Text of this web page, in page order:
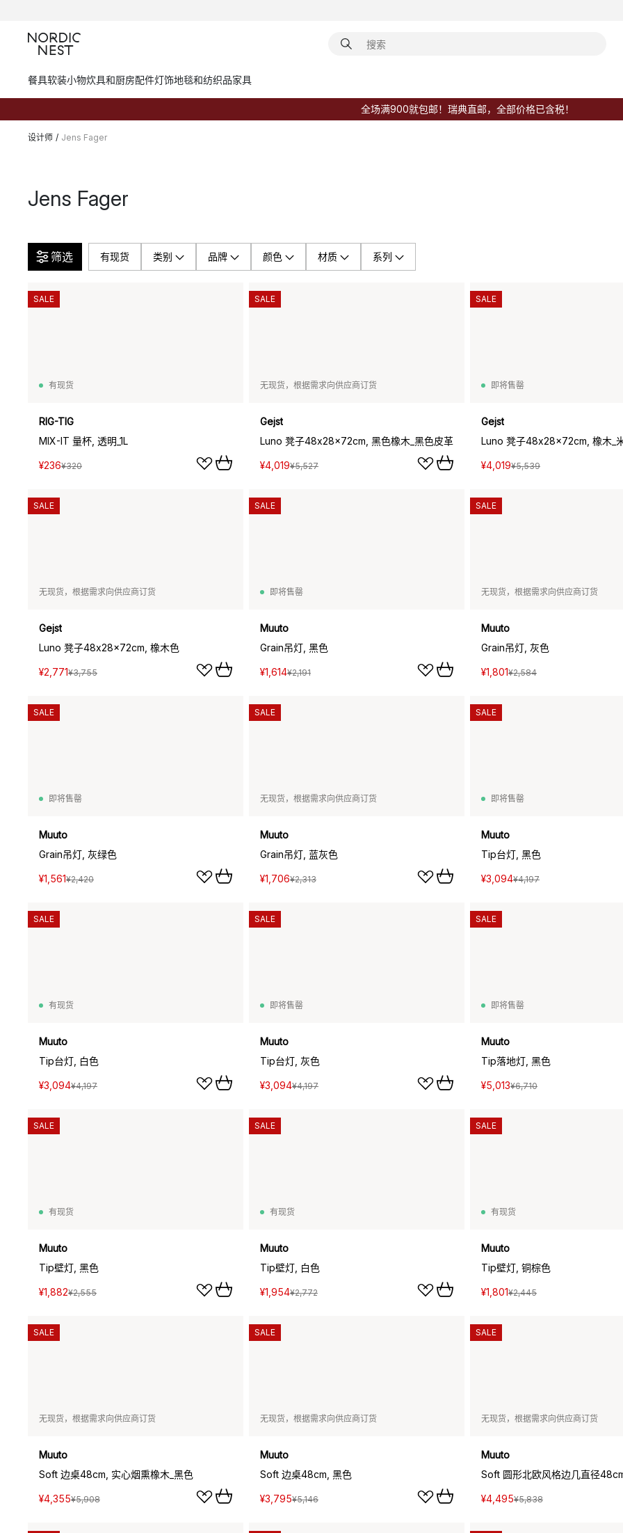
餐具软装小物炊具和厨房配件灯饰地毯和纺织品家具
全场满900就包邮！瑞典直邮，全部价格已含税！
设计师 / Jens Fager
Jens Fager
筛选 有现货 类别 品牌 颜色 材质 系列
有现货
RIG-TIG
MIX-IT 量杯, 透明_1L
¥236¥320
SALE
无现货，根据需求向供应商订货
Gejst
Luno 凳子48x28x72cm, 黑色橡木_黑色皮革
¥4,019¥5,527
SALE
即将售罄
Gejst
Luno 凳子48x28x72cm, 橡木_
¥4,019¥5,539
SALE
无现货，根据需求向供应商订货
Gejst
Luno 凳子48x28x72cm, 橡木色
¥2,771¥3,755
SALE
即将售罄
Muuto
Grain吊灯, 黑色
¥1,614¥2,191
SALE
无现货，根据需求向供应商订货
Muuto
Grain吊灯, 灰色
¥1,801¥2,584
SALE
即将售罄
Muuto
Grain吊灯, 灰绿色
¥1,561¥2,420
SALE
无现货，根据需求向供应商订货
Muuto
Grain吊灯, 蓝灰色
¥1,706¥2,313
SALE
即将售罄
Muuto
Tip台灯, 黑色
¥3,094¥4,197
SALE
有现货
Muuto
Tip台灯, 白色
¥3,094¥4,197
SALE
即将售罄
Muuto
Tip台灯, 灰色
¥3,094¥4,197
SALE
即将售罄
Muuto
Tip落地灯, 黑色
¥5,013¥6,710
SALE
有现货
Muuto
Tip壁灯, 黑色
¥1,882¥2,555
SALE
有现货
Muuto
Tip壁灯, 白色
¥1,954¥2,772
SALE
有现货
Muuto
Tip壁灯, 铜棕色
¥1,801¥2,445
SALE
无现货，根据需求向供应商订货
Muuto
Soft 边桌48cm, 实心烟熏橡木_黑色
¥4,355¥5,908
SALE
无现货，根据需求向供应商订货
Muuto
Soft 边桌48cm, 黑色
¥3,795¥5,146
SALE
无现货，根据需求向供应商订货
Muuto
¥4,495¥5,838
SALE